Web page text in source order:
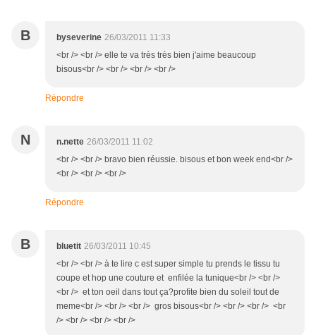
B byseverine 26/03/2011 11:33
<br /> <br /> elle te va très très bien j'aime beaucoup
bisous<br /> <br /> <br /> <br />
Répondre
N n.nette 26/03/2011 11:02
<br /> <br /> bravo bien réussie. bisous et bon week end<br />
<br /> <br /> <br />
Répondre
B bluetit 26/03/2011 10:45
<br /> <br /> à te lire c est super simple tu prends le tissu tu
coupe et hop une couture et enfilée la tunique<br /> <br />
<br /> et ton oeil dans tout ça?profite bien du soleil tout de
meme<br /> <br /> <br /> gros bisous<br /> <br /> <br /> <br
/> <br /> <br /> <br />